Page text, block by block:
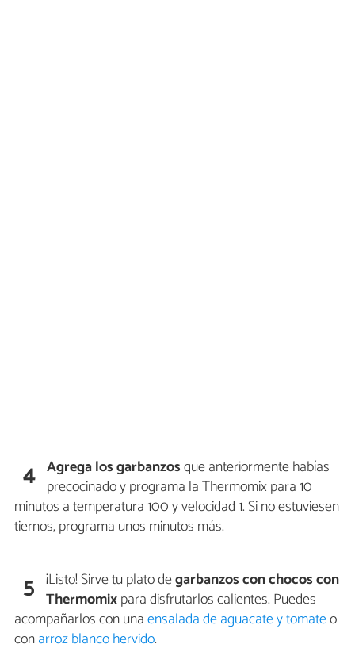
4 Agrega los garbanzosque anteriormente habías
precocinado y programa la Thermomix para 10
minutos a temperatura 100 y velocidad 1. Si no estuviesen
tiernos, programa unos minutos más.
5 ¡Listo! Sirve tu plato degarbanzos con chocos con
Thermomixpara disfrutarlos calientes. Puedes
acompañarlos con unaensalada de aguacate y tomateo
conarroz blanco hervido.